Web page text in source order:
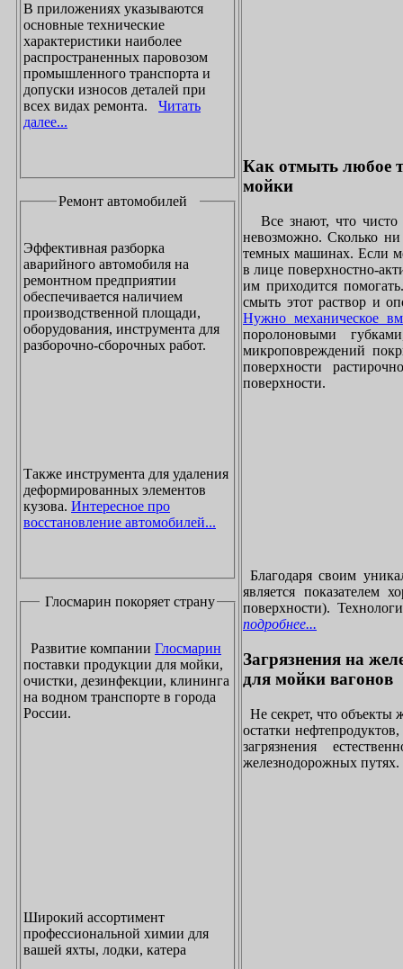
В приложениях указываются
основные технические
характеристики наиболее
распространенных паровозом
промышленного транспорта и
допуски износов деталей при
всех видах ремонта. Читать
далее...
Ремонт автомобилей
Эффективная разборка
аварийного автомобиля на
ремонтном предприятии
обеспечивается наличием
производственной площади,
оборудования, инструмента для
разборочно-сборочных работ.
Также инструмента для удаления
деформированных элементов
кузова. Интересное про
восстановление автомобилей...
Глосмарин покоряет страну
Развитие компании Глосмарин
поставки продукции для мойки,
очистки, дезинфекции, клининга
на водном транспорте в города
России.
Широкий ассортимент
профессиональной химии для
вашей яхты, лодки, катера
Как отмыть любое
мойки
Все знают, что чисто
невозможно. Сколько
темных машинах. Если
в лице поверхностно-
им приходится
смыть этот раствор и
Нужно механическое
поролоновыми
микроповреждений
поверхности
поверхности.
Благодаря своим
является показателем
поверхности).
подробнее...
Загрязнения на
для мойки вагонов
Не секрет, что объекты
остатки нефтепродуктов,
загрязнения
железнодорожных путях.